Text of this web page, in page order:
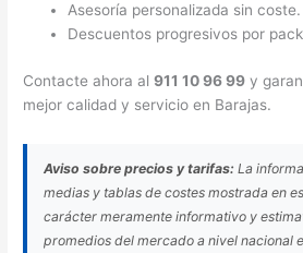
Asesoría personalizada sin coste.
Descuentos progresivos por
Contacte ahora al911 10 96 99 y
mejor calidad y servicio en Barajas.
Aviso sobre precios y tarifas: La
medias y tablas de costes mostrada en
carácter meramente informativo y
promedios del mercado a nivel nacional